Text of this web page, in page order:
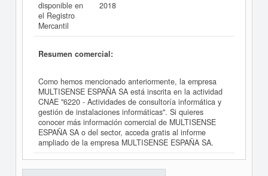
disponible en
el Registro
Mercantil
2018
Resumen comercial:
Como hemos mencionado anteriormente, la empresa
MULTISENSE ESPAÑA SA está inscrita en la actividad
CNAE "6220 - Actividades de consultoría informática y
gestión de instalaciones informáticas". Si quieres
conocer más información comercial de MULTISENSE
ESPAÑA SA o del sector, acceda gratis al informe
ampliado de la empresa MULTISENSE ESPAÑA SA.